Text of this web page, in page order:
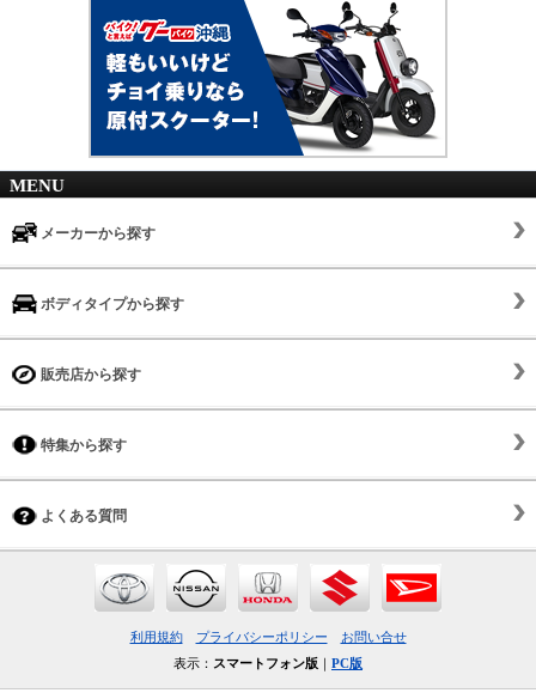
MENU
メーカーから探す
ボディタイプから探す
販売店から探す
特集から探す
よくある質問
利用規約 プライバシーポリシー
お問い合せ
表示： スマートフォン版 ｜ PC版